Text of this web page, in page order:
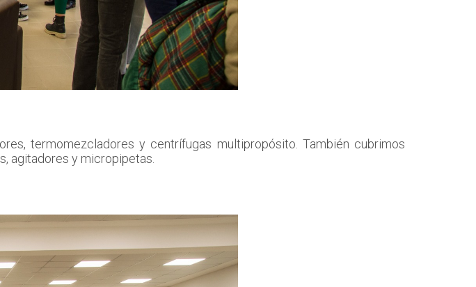
termomezcladores y centrífugas multipropósito. También cubrimos
agitadores y micropipetas.